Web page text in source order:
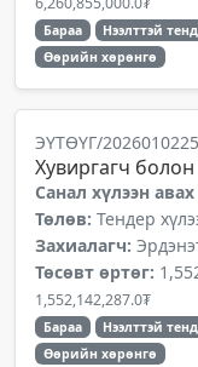
Бараа
Нээлттэй
Өөрийн хөрөнгө
ЭҮТӨҮГ/
Хувиргагч
Санал хүлээн
Төлөв: Тендер
Захиалагч:
Төсөвт өртөг:
1,552,142,287.0₮
Бараа
Нээлттэй
Өөрийн хөрөнгө